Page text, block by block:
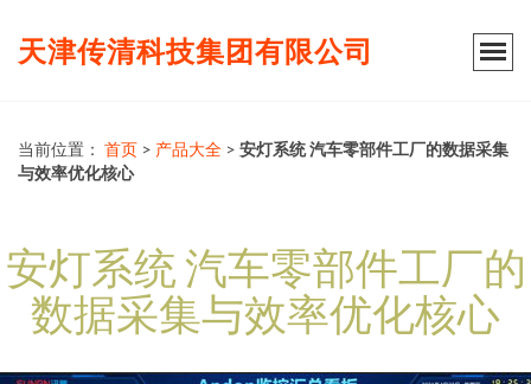
天津传清科技集团有限公司
当前位置： 首页 > 产品大全 > 安灯系统 汽车零部件工厂的数据采集
与效率优化核心
安灯系统 汽车零部件工厂的
数据采集与效率优化核心